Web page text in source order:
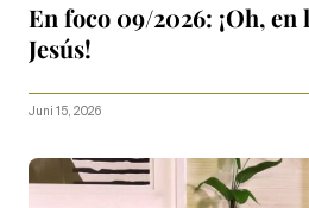
En foco 09/2026: ¡Oh, en
Jesús!
Juni 15, 2026